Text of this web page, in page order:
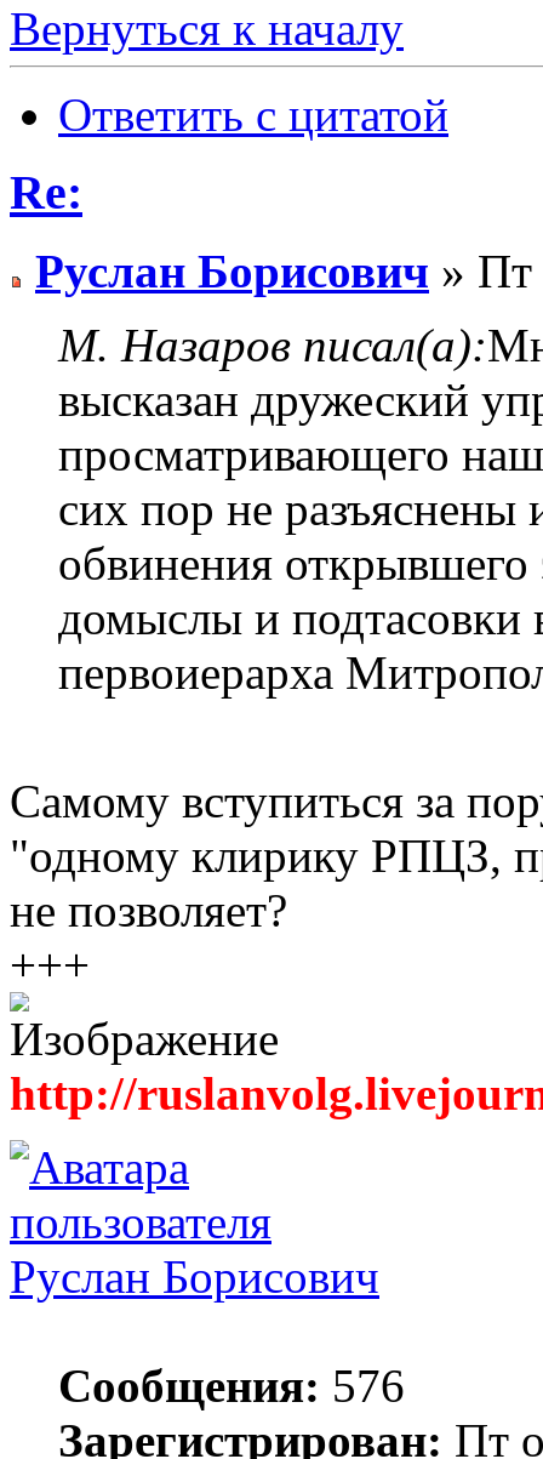
Вернуться к началу
Ответить с цитатой
Re:
Руслан Борисович » Пт
М. Назаров писал(а):
высказан дружеский
просматривающего
сих пор не разъяснены
обвинения открывшего
домыслы и подтасовки
первоиерарха
Самому вступиться за
"одному клирику РПЦЗ,
не позволяет?
+++
http://
Руслан Борисович
Сообщения: 576
Зарегистрирован: Пт